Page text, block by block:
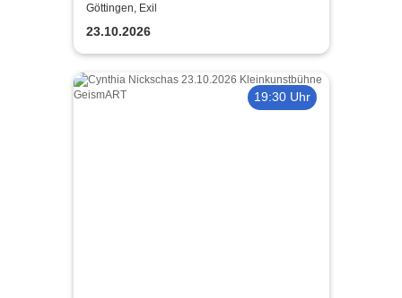
Göttingen, Exil
23.10.2026
19:30 Uhr